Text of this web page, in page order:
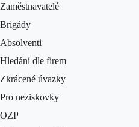
Zaměstnavatelé
Brigády
Absolventi
Hledání dle firem
Zkrácené úvazky
Pro neziskovky
OZP